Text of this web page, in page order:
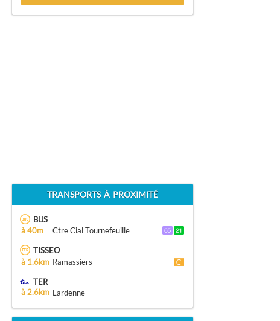
TRANSPORTS À PROXIMITÉ
BUS
à 40m
Ctre Cial Tournefeuille
TISSEO
à 1.6km Ramassiers
TER
à 2.6km
Lardenne